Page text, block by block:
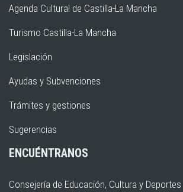
Agenda Cultural de Castilla-La Mancha
Turismo Castilla-La Mancha
Legislación
Ayudas y Subvenciones
Trámites y gestiones
Sugerencias
ENCUÉNTRANOS
Consejería de Educación, Cultura y Deportes